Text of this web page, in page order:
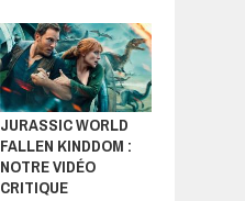
JURASSIC WORLD
FALLEN KINDDOM :
NOTRE VIDÉO
CRITIQUE